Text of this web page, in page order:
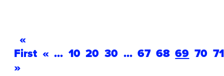
«
First « ... 10 20 30 ... 67 68 69 70 71
»